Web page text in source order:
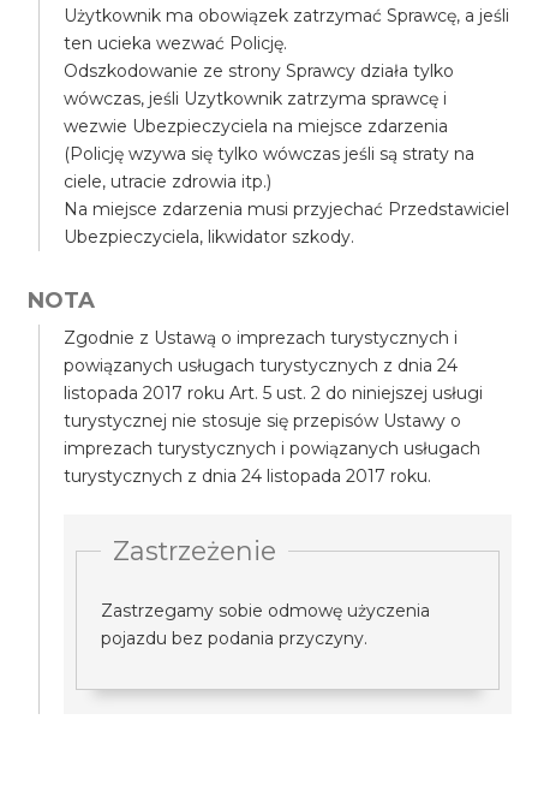
Użytkownik ma obowiązek zatrzymać Sprawcę, a jeśli
ten ucieka wezwać Policję.
Odszkodowanie ze strony Sprawcy działa tylko
wówczas, jeśli Uzytkownik zatrzyma sprawcę i
wezwie Ubezpieczyciela na miejsce zdarzenia
(Policję wzywa się tylko wówczas jeśli są straty na
ciele, utracie zdrowia itp.)
Na miejsce zdarzenia musi przyjechać Przedstawiciel
Ubezpieczyciela, likwidator szkody.
NOTA
Zgodnie z Ustawą o imprezach turystycznych i
powiązanych usługach turystycznych z dnia 24
listopada 2017 roku Art. 5 ust. 2 do niniejszej usługi
turystycznej nie stosuje się przepisów Ustawy o
imprezach turystycznych i powiązanych usługach
turystycznych z dnia 24 listopada 2017 roku.
Zastrzeżenie
Zastrzegamy sobie odmowę użyczenia
pojazdu bez podania przyczyny.